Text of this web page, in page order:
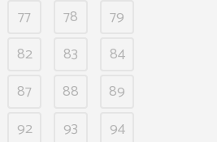
77 78
79
82 83
84
87 88
89
92 93
94